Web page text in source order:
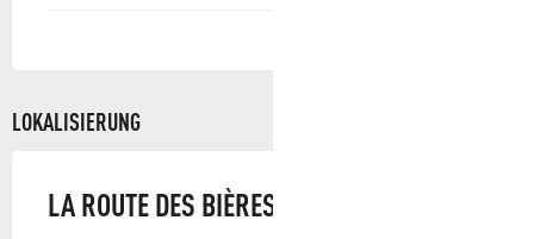
LOKALISIERUNG
LA ROUTE DES BIÈRES